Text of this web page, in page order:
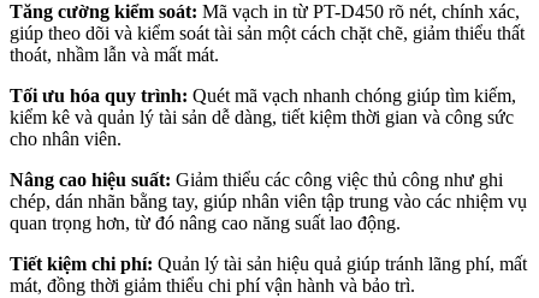
Tăng cường kiểm soát: Mã vạch in từ PT-D450 rõ nét, chính xác,
giúp theo dõi và kiểm soát tài sản một cách chặt chẽ, giảm thiểu thất
thoát, nhầm lẫn và mất mát.
Tối ưu hóa quy trình: Quét mã vạch nhanh chóng giúp tìm kiếm,
kiểm kê và quản lý tài sản dễ dàng, tiết kiệm thời gian và công sức
cho nhân viên.
Nâng cao hiệu suất: Giảm thiểu các công việc thủ công như ghi
chép, dán nhãn bằng tay, giúp nhân viên tập trung vào các nhiệm vụ
quan trọng hơn, từ đó nâng cao năng suất lao động.
Tiết kiệm chi phí: Quản lý tài sản hiệu quả giúp tránh lãng phí, mất
mát, đồng thời giảm thiểu chi phí vận hành và bảo trì.